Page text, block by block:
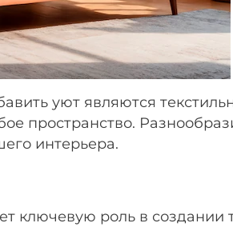
уют являются
пространство.
интерьера.
ключевую роль в